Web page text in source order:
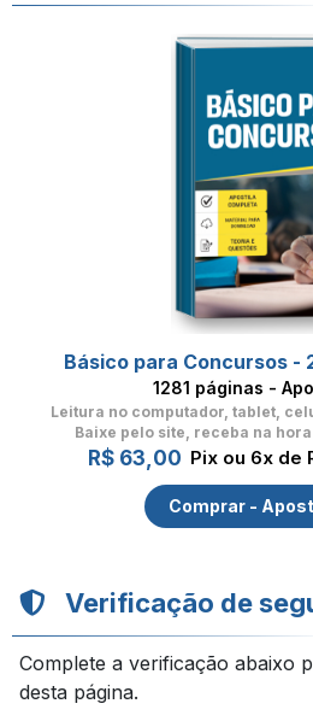
Básico para Concursos -
1281 páginas -
Leitura no computador, tablet,
Baixe pelo site, receba na
R$ 63,00 Pix ou 6x de
Comprar -
Verificação de
Complete a verificação abaixo
desta página.